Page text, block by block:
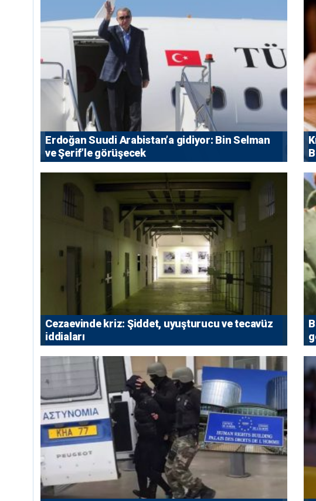
Erdoğan Suudi Arabistan’a gidiyor: Bin Selman
ve Şerif’le görüşecek
Cezaevinde kriz: Şiddet, uyuşturucu ve tecavüz
iddiaları